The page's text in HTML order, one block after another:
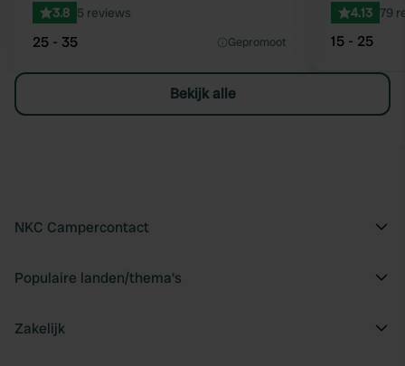
3.8 5 reviews
25 - 35 Gepromoot
4.13 79
15 - 25
Bekijk alle
NKC Campercontact
Populaire landen/thema's
Zakelijk